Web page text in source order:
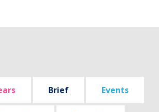
Brief Events